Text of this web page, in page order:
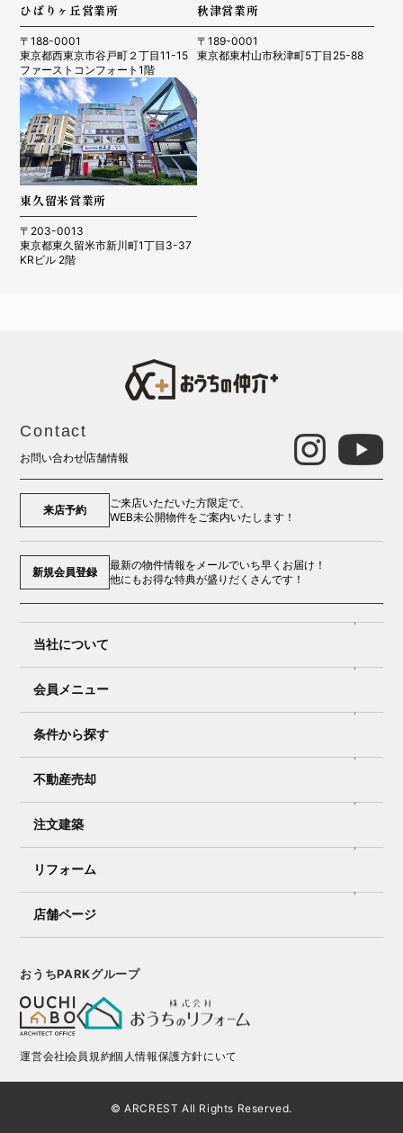
ひばりヶ丘営業所
〒188-0001
東京都西東京市谷戸町２丁目11-15
ファーストコンフォート1階
秋津営業所
〒189-0001
東京都東村山市秋津町5丁目25-88
東久留米営業所
〒203-0013
東京都東久留米市新川町1丁目3-37
KRビル 2階
Contact
お問い合わせ 店舗情報
来店予約
ご来店いただいた方限定で、
WEB未公開物件をご案内いたします！
新規会員登録
最新の物件情報をメールでいち早くお届け！
他にもお得な特典が盛りだくさんです！
当社について
会員メニュー
条件から探す
不動産売却
注文建築
リフォーム
店舗ページ
おうちPARKグループ
運営会社会員規約個人情報保護方針にいて
© ARCREST All Rights Reserved.